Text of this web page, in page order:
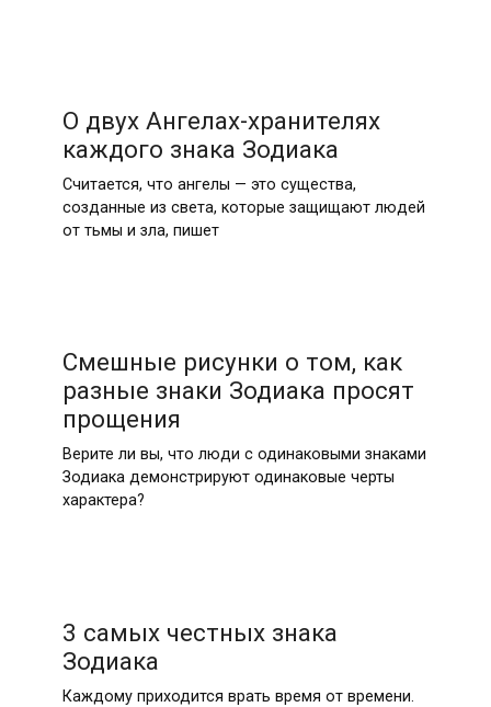
О двух Ангелах-хранителях
каждого знака Зодиака
Считается, что ангелы — это существа,
созданные из света, которые защищают людей
от тьмы и зла, пишет
Смешные рисунки о том, как
разные знаки Зодиака просят
прощения
Верите ли вы, что люди с одинаковыми знаками
Зодиака демонстрируют одинаковые черты
характера?
3 самых честных знака
Зодиака
Каждому приходится врать время от времени.